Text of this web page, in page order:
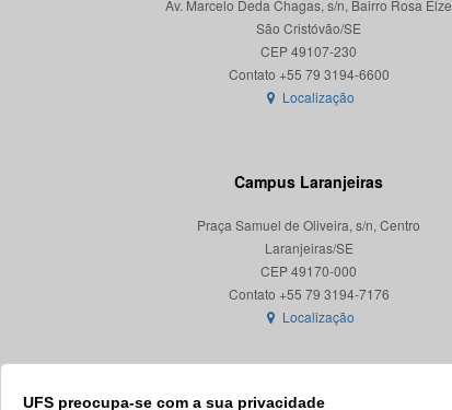
UFS preocupa-se com a sua privacidade
Av. Marcelo Deda Chagas, s/n, Bairro Rosa Elze
São Cristóvão/SE
CEP 49107-230
Localização
Campus Laranjeiras
Praça Samuel de Oliveira, s/n, Centro
Laranjeiras/SE
CEP 49170-000
Localização